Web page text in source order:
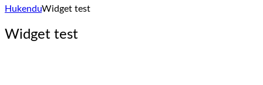
HukenduWidget test
Widget test